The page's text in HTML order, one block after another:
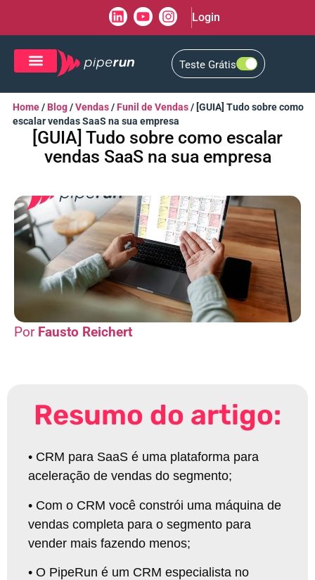
Login
Teste Grátis
Home/ Blog/Vendas/ Funil de Vendas/ [GUIA] Tudo sobre como
escalar vendas SaaS na sua empresa
[GUIA] Tudo sobre como escalar
vendas SaaS na sua empresa
Fausto Reichert
Resumo do artigo:
• CRM para SaaS é uma plataforma para
aceleração de vendas do segmento;
• Com o CRM você constrói uma máquina de
vendas completa para o segmento para
vender mais fazendo menos;
• O PipeRun é um CRM especialista no